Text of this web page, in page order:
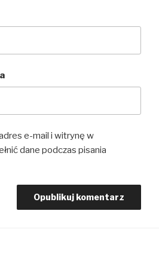
e-mail i witrynę w
dane podczas pisania